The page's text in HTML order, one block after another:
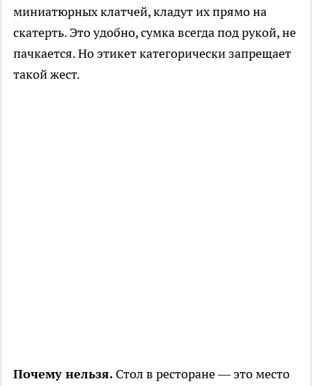
миниатюрных клатчей, кладут их прямо на
скатерть. Это удобно, сумка всегда под рукой, не
пачкается. Но этикет категорически запрещает
такой жест.
Почему нельзя. Стол в ресторане — это место